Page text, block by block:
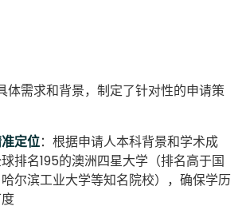
体需求和背景，制定了针对性的申请策
定位：根据申请人本科背景和学术成
排名195的澳洲四星大学（排名高于国
尔滨工业大学等知名院校），确保学历